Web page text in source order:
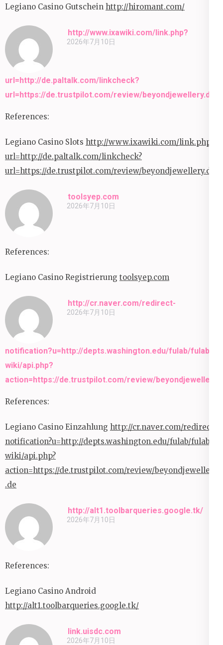
Legiano Casino Gutschein http://hiromant.com/
http://www.ixawiki.com/link.php?
url=http://de.paltalk.com/linkcheck?
url=https://de.trustpilot.com/review/beyondjewellery.de
2026年7月10日
References:
Legiano Casino Slots http://www.ixawiki.com/link.php?
url=http://de.paltalk.com/linkcheck?
url=https://de.trustpilot.com/review/beyondjewellery.de
toolsyep.com
2026年7月10日
References:
Legiano Casino Registrierung toolsyep.com
http://cr.naver.com/redirect-
notification?u=http://depts.washington.edu/fulab/fulab-
wiki/api.php?
action=https://de.trustpilot.com/review/
2026年7月10日
References:
Legiano Casino Einzahlung http://cr.naver.com/redirect-
notification?u=http://depts.washington.edu/fulab/fulab-
wiki/api.php?
action=https://de.trustpilot.com/review/beyondjewellery
.de
http://alt1.toolbarqueries.google.tk/
2026年7月10日
References:
Legiano Casino Android
http://alt1.toolbarqueries.google.tk/
link.uisdc.com
2026年7月10日